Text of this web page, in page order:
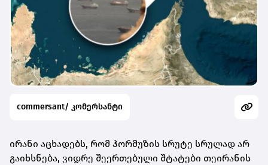
commersant/ კომერსანტი
ირანი აცხადებს, რომ ჰორმუზის სრუტე სრულად არ
გაიხსნება, ვიდრე შეერთებული შტატები თეირანის